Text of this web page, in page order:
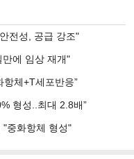
전성, 공급 강조"
에 임상 재개"
체+T세포반응”
형성..최대 2.8배”
"중화항체 형성"